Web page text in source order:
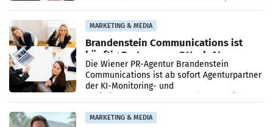
MARKETING & MEDIA
Brandenstein Communications ist
künftig Partner von OtterlyAI
Die Wiener PR-Agentur Brandenstein
Communications ist ab sofort Agenturpartner
der KI-Monitoring- und
MARKETING & MEDIA